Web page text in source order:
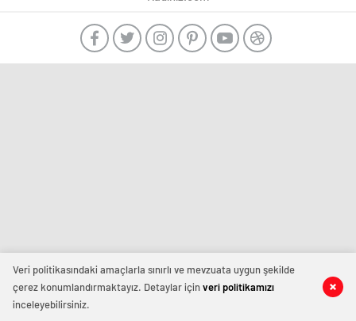
Veri politikasındaki amaçlarla sınırlı ve mevzuata uygun şekilde
çerez konumlandırmaktayız. Detaylar içinveri politikamızı
inceleyebilirsiniz.